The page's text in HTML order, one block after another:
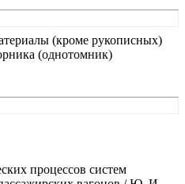
(кроме рукописных)
(однотомник)
процессов систем